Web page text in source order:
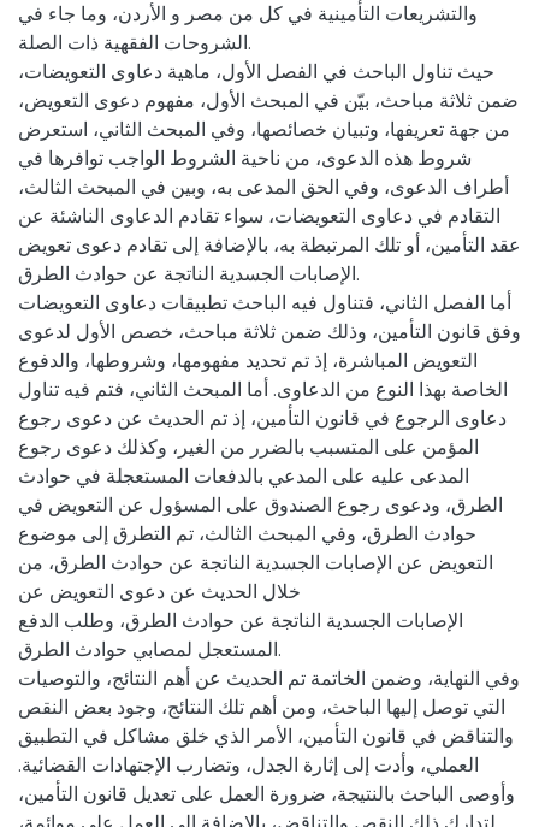
والتشريعات التأمينية في كل من مصر و الأردن، وما جاء في
الشروحات الفقهية ذات الصلة.
حيث تناول الباحث في الفصل الأول، ماهية دعاوى التعويضات،
ضمن ثلاثة مباحث، بيّن في المبحث الأول، مفهوم دعوى التعويض،
من جهة تعريفها، وتبيان خصائصها، وفي المبحث الثاني، استعرض
شروط هذه الدعوى، من ناحية الشروط الواجب توافرها في
أطراف الدعوى، وفي الحق المدعى به، وبين في المبحث الثالث،
التقادم في دعاوى التعويضات، سواء تقادم الدعاوى الناشئة عن
عقد التأمين، أو تلك المرتبطة به، بالإضافة إلى تقادم دعوى تعويض
الإصابات الجسدية الناتجة عن حوادث الطرق.
أما الفصل الثاني، فتناول فيه الباحث تطبيقات دعاوى التعويضات
وفق قانون التأمين، وذلك ضمن ثلاثة مباحث، خصص الأول لدعوى
التعويض المباشرة، إذ تم تحديد مفهومها، وشروطها، والدفوع
الخاصة بهذا النوع من الدعاوى. أما المبحث الثاني، فتم فيه تناول
دعاوى الرجوع في قانون التأمين، إذ تم الحديث عن دعوى رجوع
المؤمن على المتسبب بالضرر من الغير، وكذلك دعوى رجوع
المدعى عليه على المدعي بالدفعات المستعجلة في حوادث
الطرق، ودعوى رجوع الصندوق على المسؤول عن التعويض في
حوادث الطرق، وفي المبحث الثالث، تم التطرق إلى موضوع
التعويض عن الإصابات الجسدية الناتجة عن حوادث الطرق، من
خلال الحديث عن دعوى التعويض عن
الإصابات الجسدية الناتجة عن حوادث الطرق، وطلب الدفع
المستعجل لمصابي حوادث الطرق.
وفي النهاية، وضمن الخاتمة تم الحديث عن أهم النتائج، والتوصيات
التي توصل إليها الباحث، ومن أهم تلك النتائج، وجود بعض النقص
والتناقض في قانون التأمين، الأمر الذي خلق مشاكل في التطبيق
العملي، وأدت إلى إثارة الجدل، وتضارب الإجتهادات القضائية.
وأوصى الباحث بالنتيجة، ضرورة العمل على تعديل قانون التأمين،